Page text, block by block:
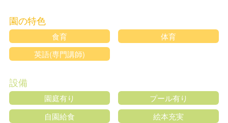
園の特色
食育
体育
英語(専門講師)
設備
園庭有り
プール有り
自園給食
絵本充実